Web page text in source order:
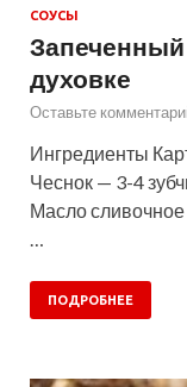
СОУСЫ
Запеченный
духовке
Оставьте
Ингредиенты
Чеснок — 3-4
Масло
…
ПОДРОБНЕЕ